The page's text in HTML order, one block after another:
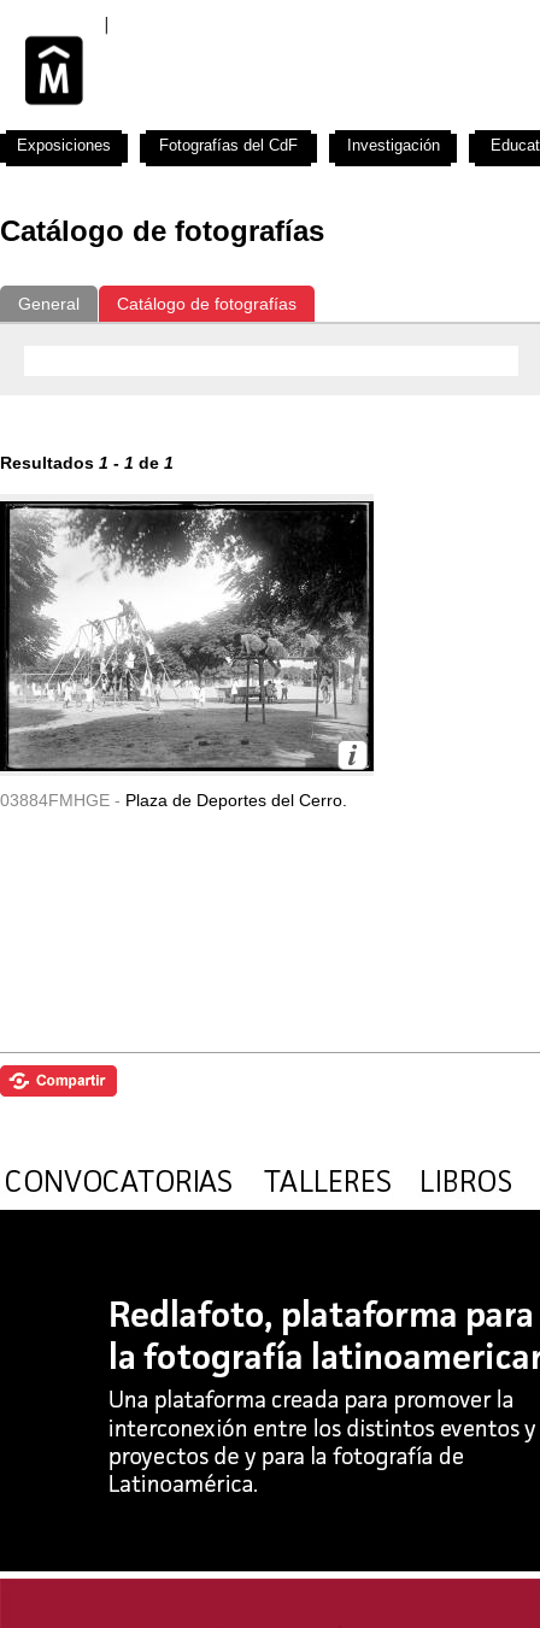
Catálogo de fotografías
General Catálogo de fotografías
Resultados 1 - 1 de 1
03884FMHGE - Plaza de Deportes del Cerro.
Exposiciones Fotografías del CdF Investigación